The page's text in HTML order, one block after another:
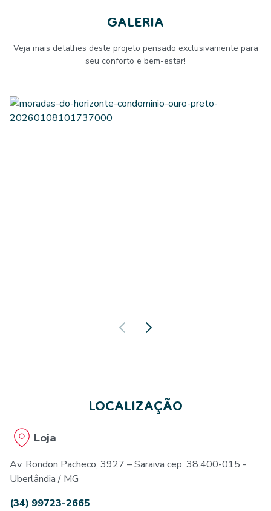
GALERIA
Veja mais detalhes deste projeto pensado exclusivamente para
seu conforto e bem-estar!
LOCALIZAÇÃO
Loja
Av. Rondon Pacheco, 3927 – Saraiva cep: 38.400-015 -
Uberlândia / MG
(34) 99723-2665